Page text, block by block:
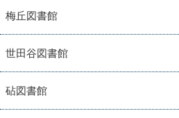
梅丘図書館
世田谷図書館
砧図書館